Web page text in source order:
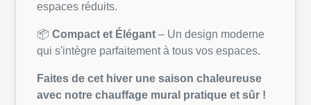
espaces réduits.
📦 Compact et Élégant – Un design moderne
qui s'intègre parfaitement à tous vos espaces.
Faites de cet hiver une saison chaleureuse
avec notre chauffage mural pratique et sûr !